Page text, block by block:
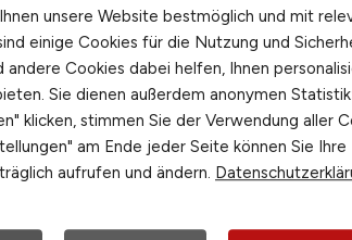
Ingenieur(m/w/d)für
Fernwärmenetze
Ingenieur (m/w/d) für
(Lausitz) Technik Vollzeit ab
83.000 EUR / Jahr JETZT
zuverlässiger Arbeitgeber in der
Profi im Bereich Energie. Werde
unsere Website bestmöglich und mit
einige Cookies für die Nutzung und
Cookies dabei helfen, Ihnen
Sie dienen außerdem anonymen
klicken, stimmen Sie der Verwendung aller
am Ende jeder Seite können Sie Ihre
aufrufen und ändern.